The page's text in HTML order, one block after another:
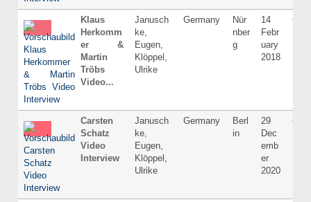
Klaus
Herkomm
er &
Martin
Tröbs
Video...
Janusch
ke,
Eugen,
Klöppel,
Ulrike
Germany
Nür
nber
g
14
Febr
uary
2018
Carsten
Schatz
Video
Interview
Janusch
ke,
Eugen,
Klöppel,
Ulrike
Germany
Berl
in
29
Dec
emb
er
2020